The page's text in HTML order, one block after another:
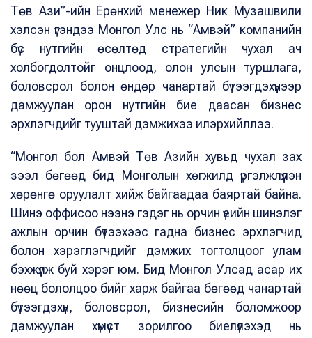
Төв Ази”-ийн Ерөнхий менежер Ник Музашвили
хэлсэн үгэндээ Монгол Улс нь “Амвэй” компанийн
бүс нутгийн өсөлтөд стратегийн чухал ач
холбогдолтойг онцлоод, олон улсын туршлага,
боловсрол болон өндөр чанартай бүтээгдэхүүнээр
дамжуулан орон нутгийн бие даасан бизнес
эрхлэгчдийг тууштай дэмжихээ илэрхийллээ.
“Монгол бол Амвэй Төв Азийн хувьд чухал зах
зээл бөгөөд бид Монголын хөгжилд үргэлжлүүлэн
хөрөнгө оруулалт хийж байгаадаа баяртай байна.
Шинэ оффисоо нээнэ гэдэг нь орчин үеийн шинэлэг
ажлын орчин бүтээхээс гадна бизнес эрхлэгчид
болон хэрэглэгчдийг дэмжих тогтолцоог улам
бэхжүүлж буй хэрэг юм. Бид Монгол Улсад асар их
нөөц бололцоо бийг харж байгаа бөгөөд чанартай
бүтээгдэхүүн, боловсрол, бизнесийн боломжоор
дамжуулан хүмүүст зорилгоо биелүүлэхэд нь